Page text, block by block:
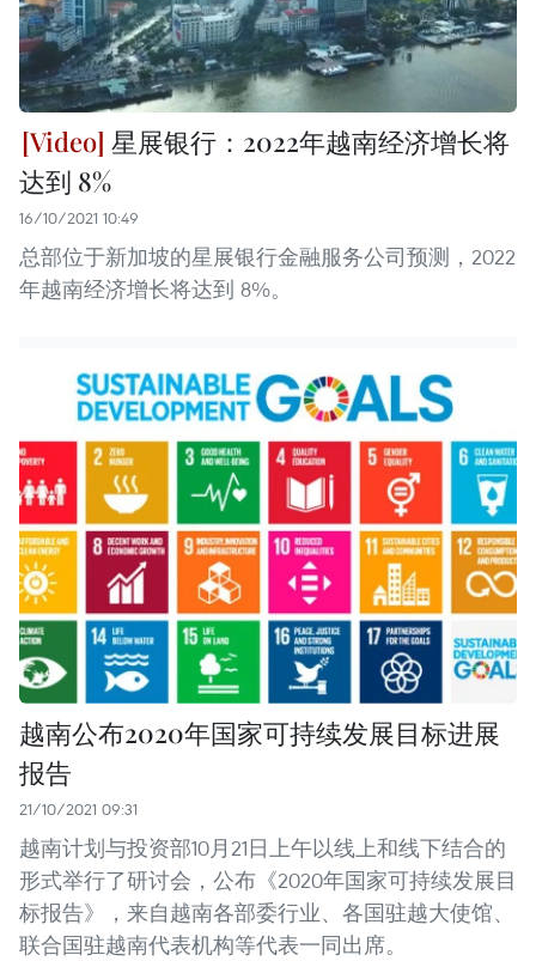
星展银行：2022年越南经济增长将
达到 8%
16/10/2021 10:49
总部位于新加坡的星展银行金融服务公司预测，2022
年越南经济增长将达到 8%。
越南公布2020年国家可持续发展目标进展
报告
21/10/2021 09:31
越南计划与投资部10月21日上午以线上和线下结合的
形式举行了研讨会，公布《2020年国家可持续发展目
标报告》，来自越南各部委行业、各国驻越大使馆、
联合国驻越南代表机构等代表一同出席。